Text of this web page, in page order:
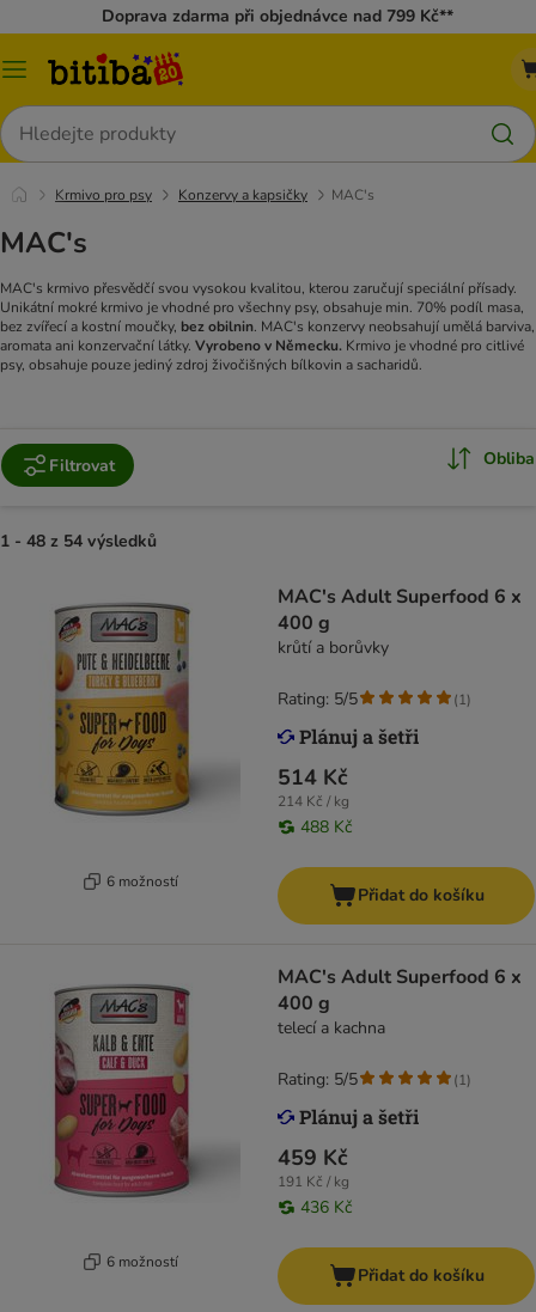
Doprava zdarma při objednávce nad 799 Kč**
Kategorie
Hledat
Krmivo pro psy Konzervy a kapsičky MAC's
MAC's
MAC's krmivo přesvědčí svou vysokou kvalitou, kterou zaručují speciální přísady.
Unikátní mokré krmivo je vhodné pro všechny psy, obsahuje min. 70% podíl masa,
bez zvířecí a kostní moučky, bez obilnin. MAC's konzervy neobsahují umělá barviva,
aromata ani konzervační látky. Vyrobeno v Německu. Krmivo je vhodné pro citlivé
psy, obsahuje pouze jediný zdroj živočišných bílkovin a sacharidů.
Filtrovat Obliba
1 - 48 z 54 výsledků
6 možností
MAC's Adult Superfood 6 x
400 g
krůtí a borůvky
514 Kč
214 Kč / kg
488 Kč
Rating: 5/5 (1)
Přidat do košíku
6 možností
MAC's Adult Superfood 6 x
400 g
telecí a kachna
459 Kč
191 Kč / kg
436 Kč
Rating: 5/5 (1)
Přidat do košíku